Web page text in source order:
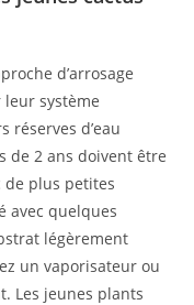
d’arrosage
système
réserves d’eau
de 2 ans doivent être
de plus petites
avec quelques
légèrement
un vaporisateur ou
Les jeunes plants